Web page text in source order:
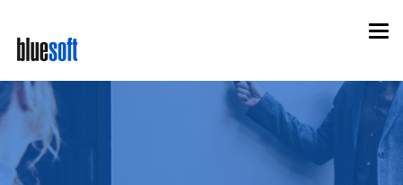
main
content